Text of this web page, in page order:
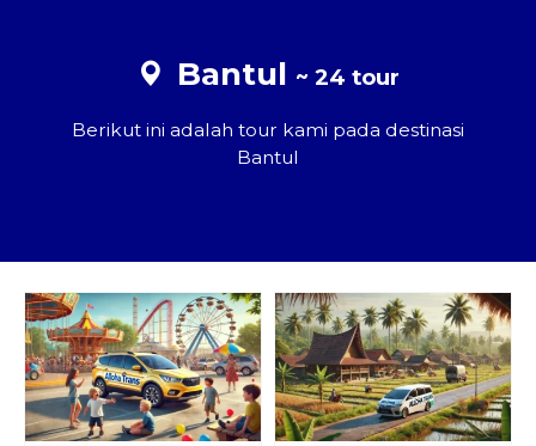
Bantul ~ 24 tour
Berikut ini adalah tour kami pada destinasi
Bantul